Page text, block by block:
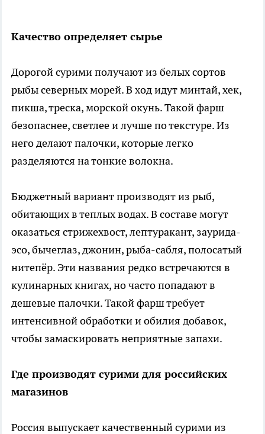
Качество определяет сырье
Дорогой сурими получают из белых сортов
рыбы северных морей. В ход идут минтай, хек,
пикша, треска, морской окунь. Такой фарш
безопаснее, светлее и лучше по текстуре. Из
него делают палочки, которые легко
разделяются на тонкие волокна.
Бюджетный вариант производят из рыб,
обитающих в теплых водах. В составе могут
оказаться стрижехвост, лептуракант, заурида-
эсо, бычеглаз, джонин, рыба-сабля, полосатый
нитепёр. Эти названия редко встречаются в
кулинарных книгах, но часто попадают в
дешевые палочки. Такой фарш требует
интенсивной обработки и обилия добавок,
чтобы замаскировать неприятные запахи.
Где производят сурими для российских
магазинов
Россия выпускает качественный сурими из